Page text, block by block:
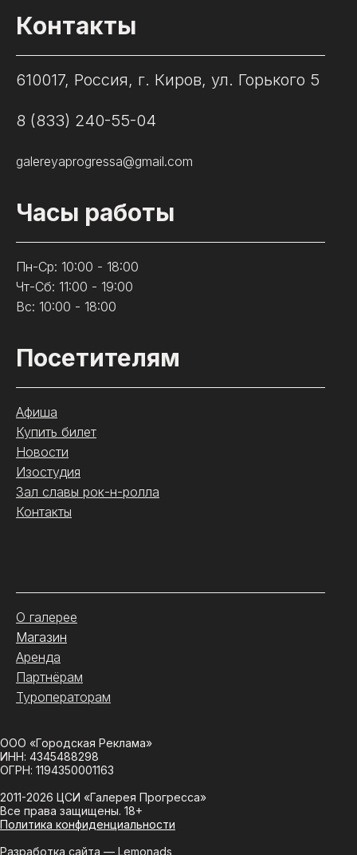
Контакты
610017, Россия, г. Киров, ул. Горького 5
8 (833) 240-55-04
galereyaprogressa@gmail.com
Часы работы
Пн-Ср: 10:00 - 18:00
Чт-Сб: 11:00 - 19:00
Вс: 10:00 - 18:00
Посетителям
Афиша
Купить билет
Новости
Изостудия
Зал славы рок-н-ролла
Контакты
О галерее
Магазин
Аренда
Партнёрам
Туроператорам
ООО «Городская Реклама»
ИНН: 4345488298
ОГРН: 1194350001163
2011-2026 ЦСИ «Галерея Прогресса»
Все права защищены. 18+
Политика конфиденциальности
Разработка сайта — Lemonads